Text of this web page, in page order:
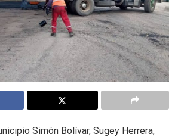
Simón Bolívar, Sugey Herrera,